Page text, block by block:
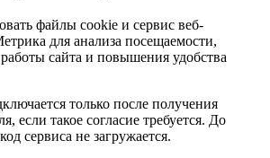
файлы cookie и сервис веб-
для анализа посещаемости,
сайта и повышения удобства
только после получения
если такое согласие требуется. До
сервиса не загружается.